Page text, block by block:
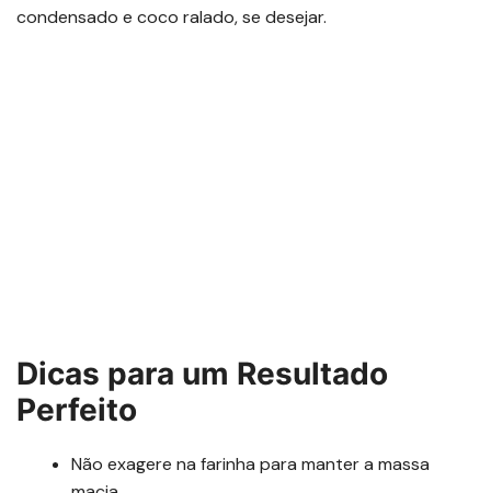
condensado e coco ralado, se desejar.
Dicas para um Resultado
Perfeito
Não exagere na farinha para manter a massa